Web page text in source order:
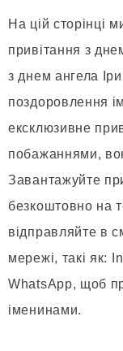
На цій сторінці
привітання з
з днем ангела
поздоровлення
ексклюзивне
побажаннями,
Завантажуйте
безкоштовно на
відправляйте в
мережі, такі як:
WhatsApp, щоб
іменинами.